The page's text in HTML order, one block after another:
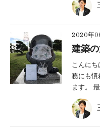
2020年
建築
こんに
務にも慣
ます。